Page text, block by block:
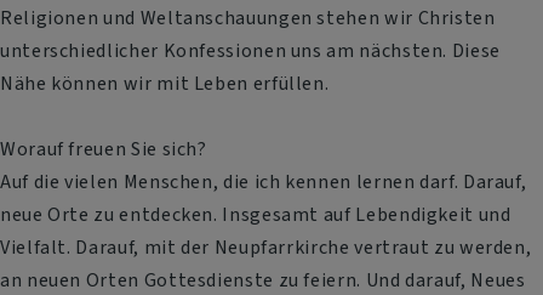
Religionen und Weltanschauungen stehen wir Christen
unterschiedlicher Konfessionen uns am nächsten. Diese
Nähe können wir mit Leben erfüllen.
Worauf freuen Sie sich?
Auf die vielen Menschen, die ich kennen lernen darf. Darauf,
neue Orte zu entdecken. Insgesamt auf Lebendigkeit und
Vielfalt. Darauf, mit der Neupfarrkirche vertraut zu werden,
an neuen Orten Gottesdienste zu feiern. Und darauf, Neues